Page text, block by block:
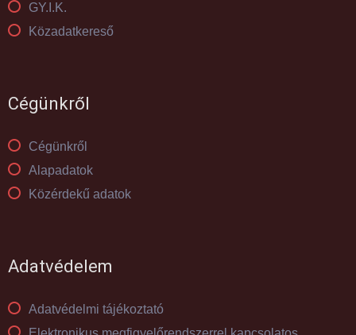
GY.I.K.
Közadatkereső
Cégünkről
Cégünkről
Alapadatok
Közérdekű adatok
Adatvédelem
Adatvédelmi tájékoztató